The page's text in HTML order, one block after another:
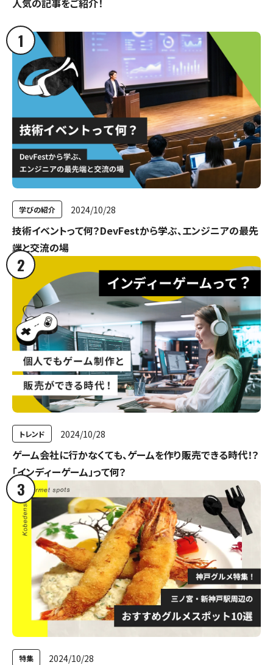
こちら
人気の記事をご紹介！
1
学びの紹介 2024/10/28
技術イベントって何？DevFestから学ぶ、エンジニアの最先
端と交流の場
2
トレンド 2024/10/28
ゲーム会社に行かなくても、ゲームを作り販売できる時代！？
「インディーゲーム」って何？
3
特集 2024/10/28